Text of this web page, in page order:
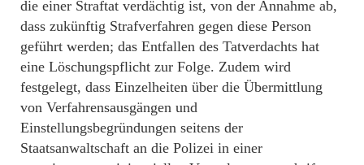
die einer Straftat verdächtig ist, von der Annahme ab,
dass zukünftig Strafverfahren gegen diese Person
geführt werden; das Entfallen des Tatverdachts hat
eine Löschungspflicht zur Folge. Zudem wird
festgelegt, dass Einzelheiten über die Übermittlung
von Verfahrensausgängen und
Einstellungsbegründungen seitens der
Staatsanwaltschaft an die Polizei in einer